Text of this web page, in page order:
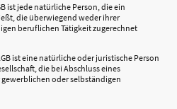
ist jede natürliche Person, die ein
die überwiegend weder ihrer
beruflichen Tätigkeit zugerechnet
ist eine natürliche oder juristische Person
die bei Abschluss eines
oder selbständigen